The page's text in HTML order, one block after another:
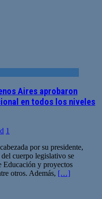
Aires aprobaron
en todos los niveles
1
por su presidente,
cuerpo legislativo se
Educación y proyectos
otros. Además, […]